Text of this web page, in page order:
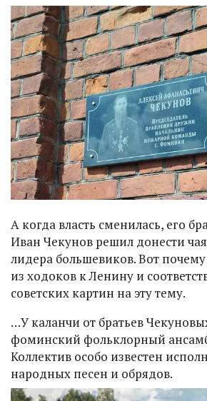
А когда власть сменилась, его
Иван Чекунов решил донести
лидера большевиков. Вот
из ходоков к Ленину и
советских картин на эту тему.
…У каланчи от братьев
фоминский фольклорный
Коллектив особо известен
народных песен и обрядов.